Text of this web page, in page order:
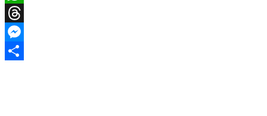
WhatsApp
Threads
Messenger